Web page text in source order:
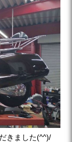
きました(^^)/